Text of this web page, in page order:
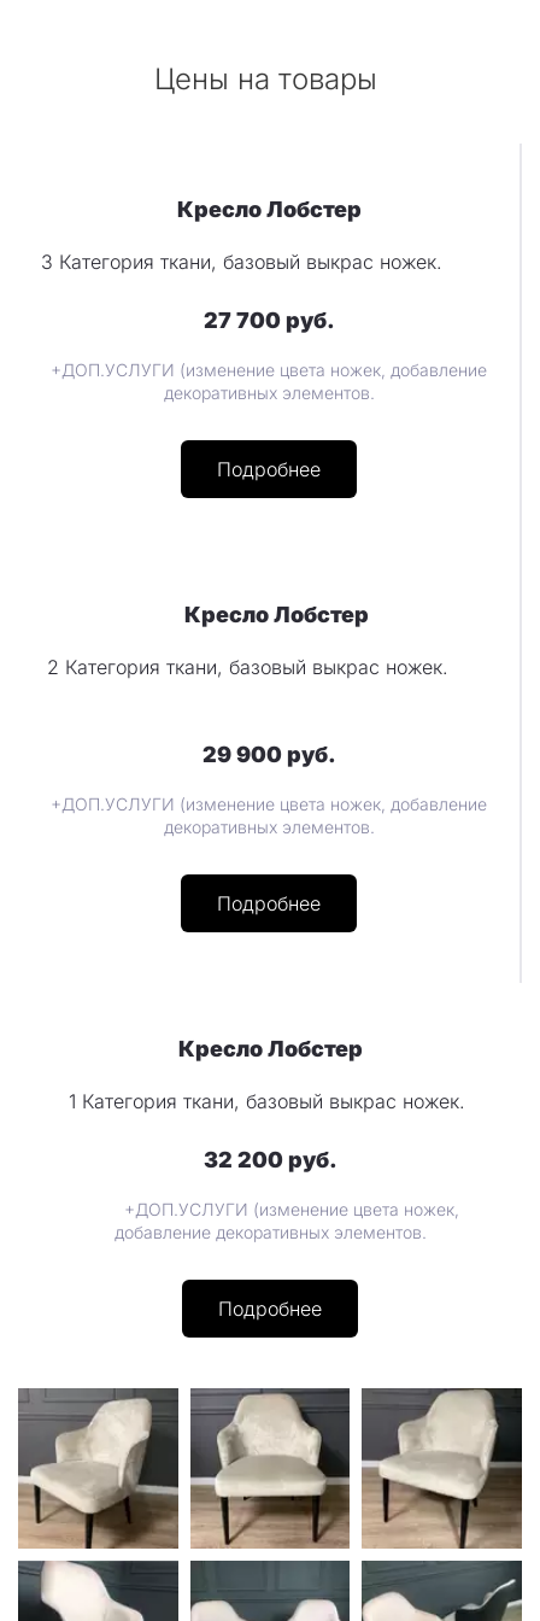
Цены на товары
Кресло Лобстер
27 700 руб.
3 Категория ткани, базовый выкрас ножек.
+ДОП.УСЛУГИ (изменение цвета ножек, добавление
декоративных элементов.
Подробнее
Кресло Лобстер
29 900 руб.
2 Категория ткани, базовый выкрас ножек.
+ДОП.УСЛУГИ (изменение цвета ножек, добавление
декоративных элементов.
Подробнее
Кресло Лобстер
32 200 руб.
1 Категория ткани, базовый выкрас ножек.
+ДОП.УСЛУГИ (изменение цвета ножек,
добавление декоративных элементов.
Подробнее